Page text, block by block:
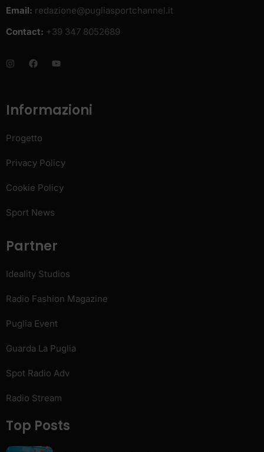
Email: redazione@pugliasportchannel.it
Contact: +39 347 8052689
Informazioni
Progetto
Privacy Policy
Cookie Policy
Sport News
Partner
Ideality Studios
Radio Fashion Magazine
Puglia Event
Guarda La Puglia
Spot Radio Adv
Radio Stream
Top Posts